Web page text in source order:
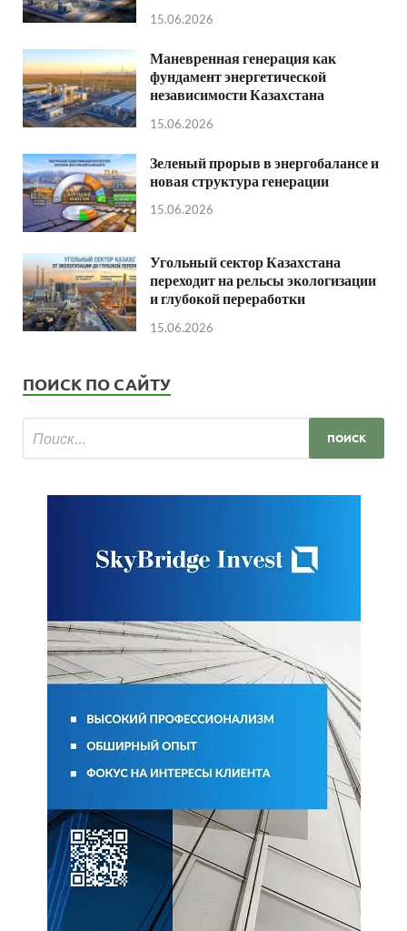
15.06.2026
Маневренная генерация как
фундамент энергетической
независимости Казахстана
15.06.2026
Зеленый прорыв в энергобалансе и
новая структура генерации
15.06.2026
Угольный сектор Казахстана
переходит на рельсы экологизации
и глубокой переработки
15.06.2026
ПОИСК ПО САЙТУ